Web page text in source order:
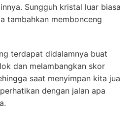
Sungguh kristal luar biasa
tambahkan membonceng
terdapat didalamnya buat
dan melambangkan skor
saat menyimpan kita jua
dengan jalan apa